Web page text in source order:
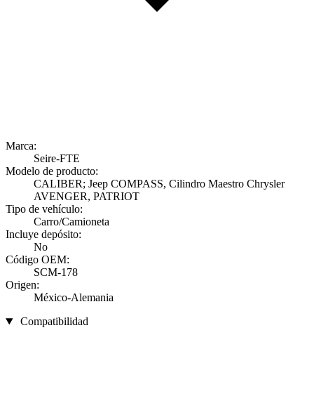
Marca:
Seire-FTE
Modelo de producto:
CALIBER; Jeep COMPASS, Cilindro Maestro Chrysler
AVENGER, PATRIOT
Tipo de vehículo:
Carro/Camioneta
Incluye depósito:
No
Código OEM:
SCM-178
Origen:
México-Alemania
Compatibilidad